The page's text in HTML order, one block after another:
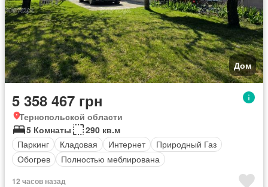
Дом
5 358 467 грн
Тернопольской области
5 Комнаты
290 кв.м
Паркинг
Кладовая Интернет
Природный Газ
Обогрев
Полностью меблирована
12 часов назад